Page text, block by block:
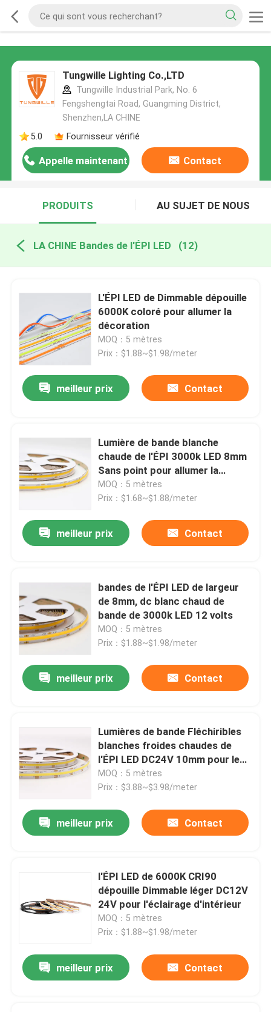
Tungwille Lighting Co.,LTD
Tungwille Industrial Park, No. 6
Fengshengtai Road, Guangming District,
Shenzhen,LA CHINE
5.0
Fournisseur vérifié
Appelle maintenant Contact
PRODUITS AU SUJET DE NOUS
LA CHINE Bandes de l'ÉPI LED (12)
L'ÉPI LED de Dimmable dépouille
6000K coloré pour allumer la
décoration
MOQ：5 mètres
Prix：$1.88~$1.98/meter
meilleur prix Contact
Lumière de bande blanche
chaude de l'ÉPI 3000k LED 8mm
Sans point pour allumer la
décoration
MOQ：5 mètres
Prix：$1.68~$1.88/meter
meilleur prix Contact
bandes de l'ÉPI LED de largeur
de 8mm, dc blanc chaud de
bande de 3000k LED 12 volts
MOQ：5 mètres
Prix：$1.88~$1.98/meter
meilleur prix Contact
Lumières de bande Fléchiribles
blanches froides chaudes de
l'ÉPI LED DC24V 10mm pour le
bâtiment de ville
MOQ：5 mètres
Prix：$3.88~$3.98/meter
meilleur prix Contact
l'ÉPI LED de 6000K CRI90
dépouille Dimmable léger DC12V
24V pour l'éclairage d'intérieur
MOQ：5 mètres
Prix：$1.88~$1.98/meter
meilleur prix Contact